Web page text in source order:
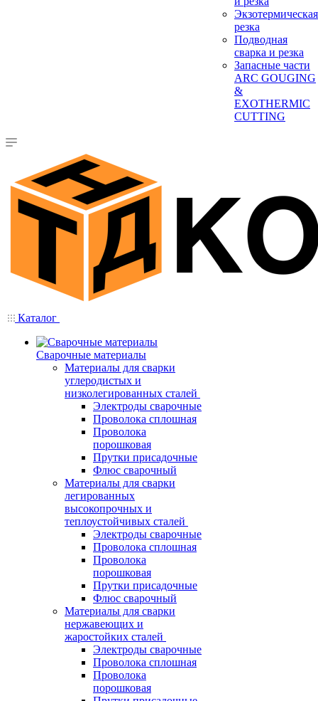
Экзотермическая
резка
Подводная
сварка и резка
Запасные части
ARC GOUGING
&
EXOTHERMIC
CUTTING
Каталог
Сварочные материалы
Материалы для сварки
углеродистых и
низколегированных сталей
Электроды сварочные
Проволока сплошная
Проволока
порошковая
Прутки присадочные
Флюс сварочный
Материалы для сварки
легированных
высокопрочных и
теплоустойчивых сталей
Электроды сварочные
Проволока сплошная
Проволока
порошковая
Прутки присадочные
Флюс сварочный
Материалы для сварки
нержавеющих и
жаростойких сталей
Электроды сварочные
Проволока сплошная
Проволока
порошковая